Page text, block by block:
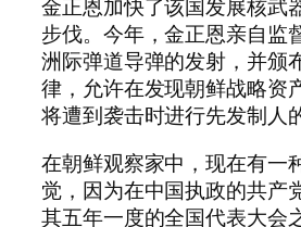
金正恩加快了该国发展核武
步伐。今年，金正恩亲自监
洲际弹道导弹的发射，并颁
律，允许在发现朝鲜战略资
将遭到袭击时进行先发制人
在朝鲜观察家中，现在有一
觉，因为在中国执政的共产
其五年一度的全国代表大会